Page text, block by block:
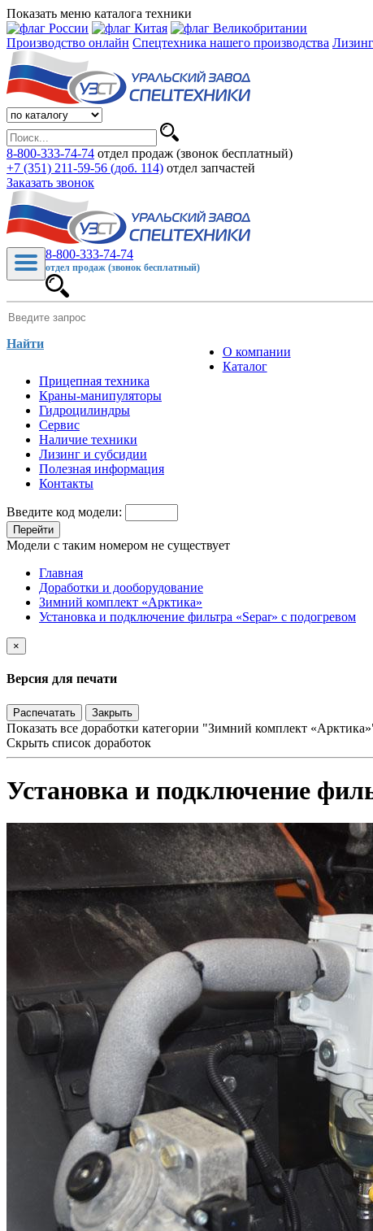
Показать меню каталога техники
Производство онлайн Спецтехника нашего производства
8-800-333-74-74 отдел продаж (звонок бесплатный)
+7 (351) 211-59-56 (доб. 114) отдел запчастей
Заказать звонок
8-800-333-74-74
отдел продаж (звонок бесплатный)
Найти
О компании
Каталог
Прицепная техника
Краны-манипуляторы
Гидроцилиндры
Сервис
Наличие техники
Лизинг и субсидии
Полезная информация
Контакты
Введите код модели:
Перейти
Модели с таким номером не существует
Главная
Доработки и дооборудование
Зимний комплект «Арктика»
Установка и подключение фильтра «Separ» с подогревом
×
Версия для печати
Распечатать Закрыть
Показать все доработки категории "Зимний комплект
Скрыть список доработок
Установка и подключение